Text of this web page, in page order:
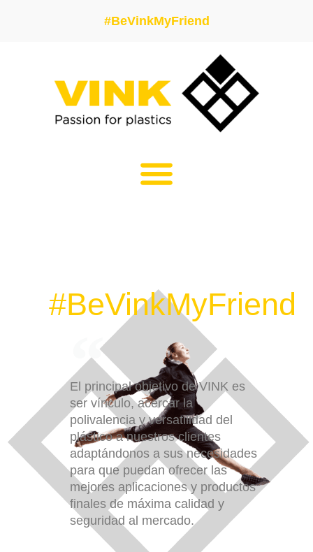
#BeVinkMyFriend
#BeVinkMyFriend
El principal objetivo de VINK es
ser vínculo, acercar la
polivalencia y versatilidad del
plástico a nuestros clientes
adaptándonos a sus necesidades
para que puedan ofrecer las
mejores aplicaciones y productos
finales de máxima calidad y
seguridad al mercado.